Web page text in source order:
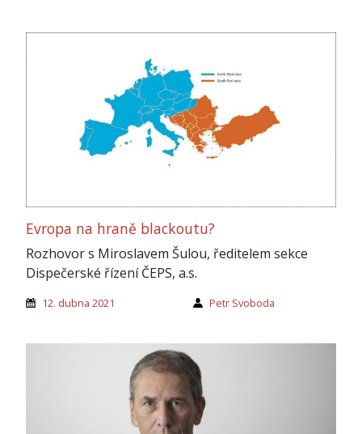
Evropa na hraně blackoutu?
Rozhovor s Miroslavem Šulou, ředitelem sekce
Dispečerské řízení ČEPS, a.s.
12. dubna 2021 Petr Svoboda